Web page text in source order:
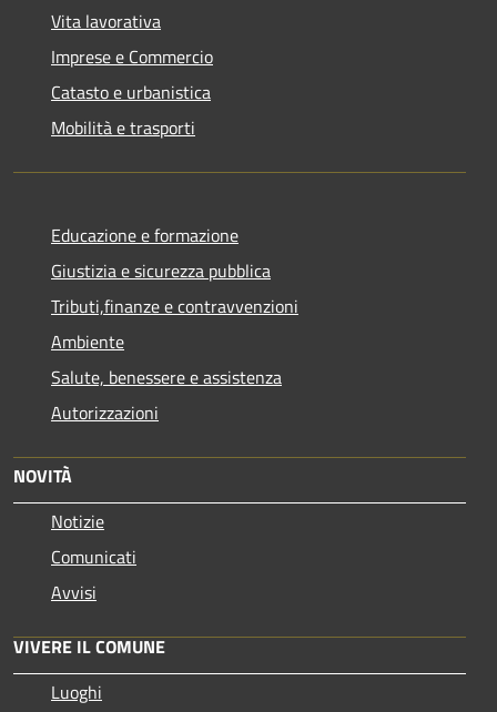
Vita lavorativa
Imprese e Commercio
Catasto e urbanistica
Mobilità e trasporti
Educazione e formazione
Giustizia e sicurezza pubblica
Tributi,finanze e contravvenzioni
Ambiente
Salute, benessere e assistenza
Autorizzazioni
NOVITÀ
Notizie
Comunicati
Avvisi
VIVERE IL COMUNE
Luoghi